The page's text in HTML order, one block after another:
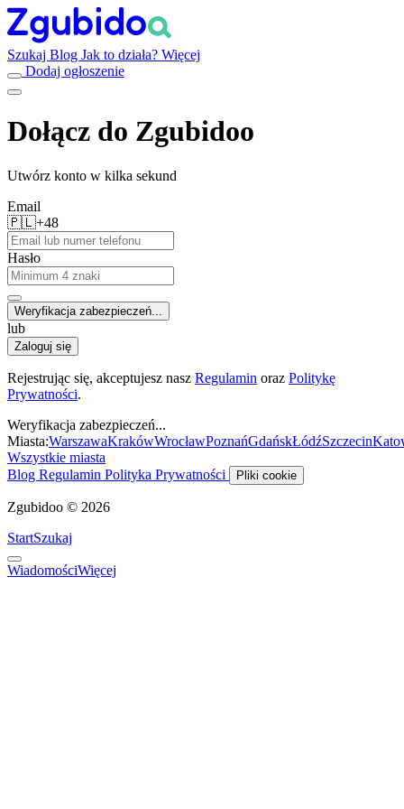
Szukaj Blog Jak to działa? Więcej
Dodaj ogłoszenie
Dołącz do Zgubidoo
Utwórz konto w kilka sekund
Email
🇵🇱+48
Hasło
Weryfikacja zabezpieczeń...
lub
Zaloguj się
Rejestrując się, akceptujesz nasz Regulamin oraz Politykę
Prywatności.
Weryfikacja zabezpieczeń...
Miasta:WarszawaKrakówWrocławPoznańGdańskŁódźSzczecin
Wszystkie miasta
Blog Regulamin Polityka Prywatności Pliki cookie
Zgubidoo © 2026
StartSzukaj
WiadomościWięcej